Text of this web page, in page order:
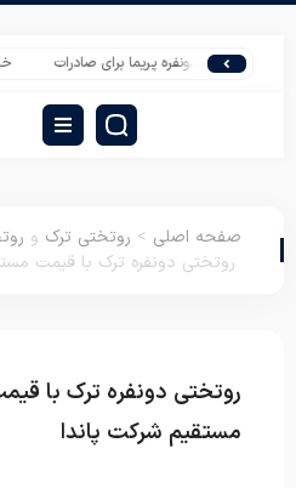
پتو دونفره پریما برای صادرات خرید پتوی
صفحه اصلی > روتختی ترک و
روتختی دونفره ترک با قیمت
روتختی دونفره ترک با
مستقیم شرکت پاندا